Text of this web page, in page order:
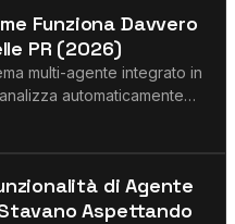
Funziona Davvero
PR (2026)
multi-agente integrato in
automaticamente
paralleli. Lanciato il 9
di Agente
Aspettando